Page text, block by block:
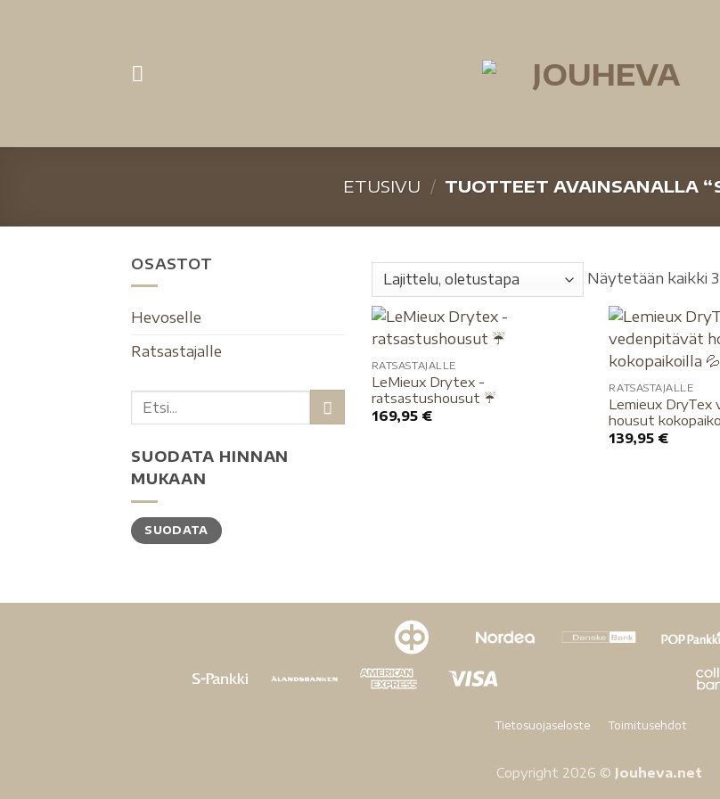
ETUSIVU / TUOTTEET AVAINSANALLA
OSASTOT
Hevoselle
Ratsastajalle
SUODATA HINNAN
MUKAAN
SUODATA
Näytetään kaikki
RATSASTAJALLE
LeMieux Drytex -
ratsastushousut ☔️
169,95 €
RATSASTAJALLE
Lemieux DryTex
housut
139,95 €
Tietosuojaseloste Toimitusehdot
Copyright 2026 © Jouheva.net